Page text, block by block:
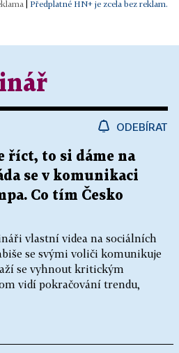
| Předplatné HN+ je zcela bez reklam.
ODEBÍRAT
říct, to si dáme na
se v komunikaci
Co tím Česko
vlastní videa na sociálních
se svými voliči komunikuje
se vyhnout kritickým
vidí pokračování trendu,